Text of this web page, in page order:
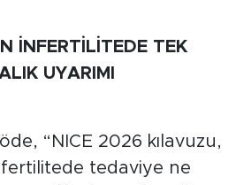
İNFERTİLİTEDE TEK
UYARIMI
“NICE 2026 kılavuzu,
tedaviye ne